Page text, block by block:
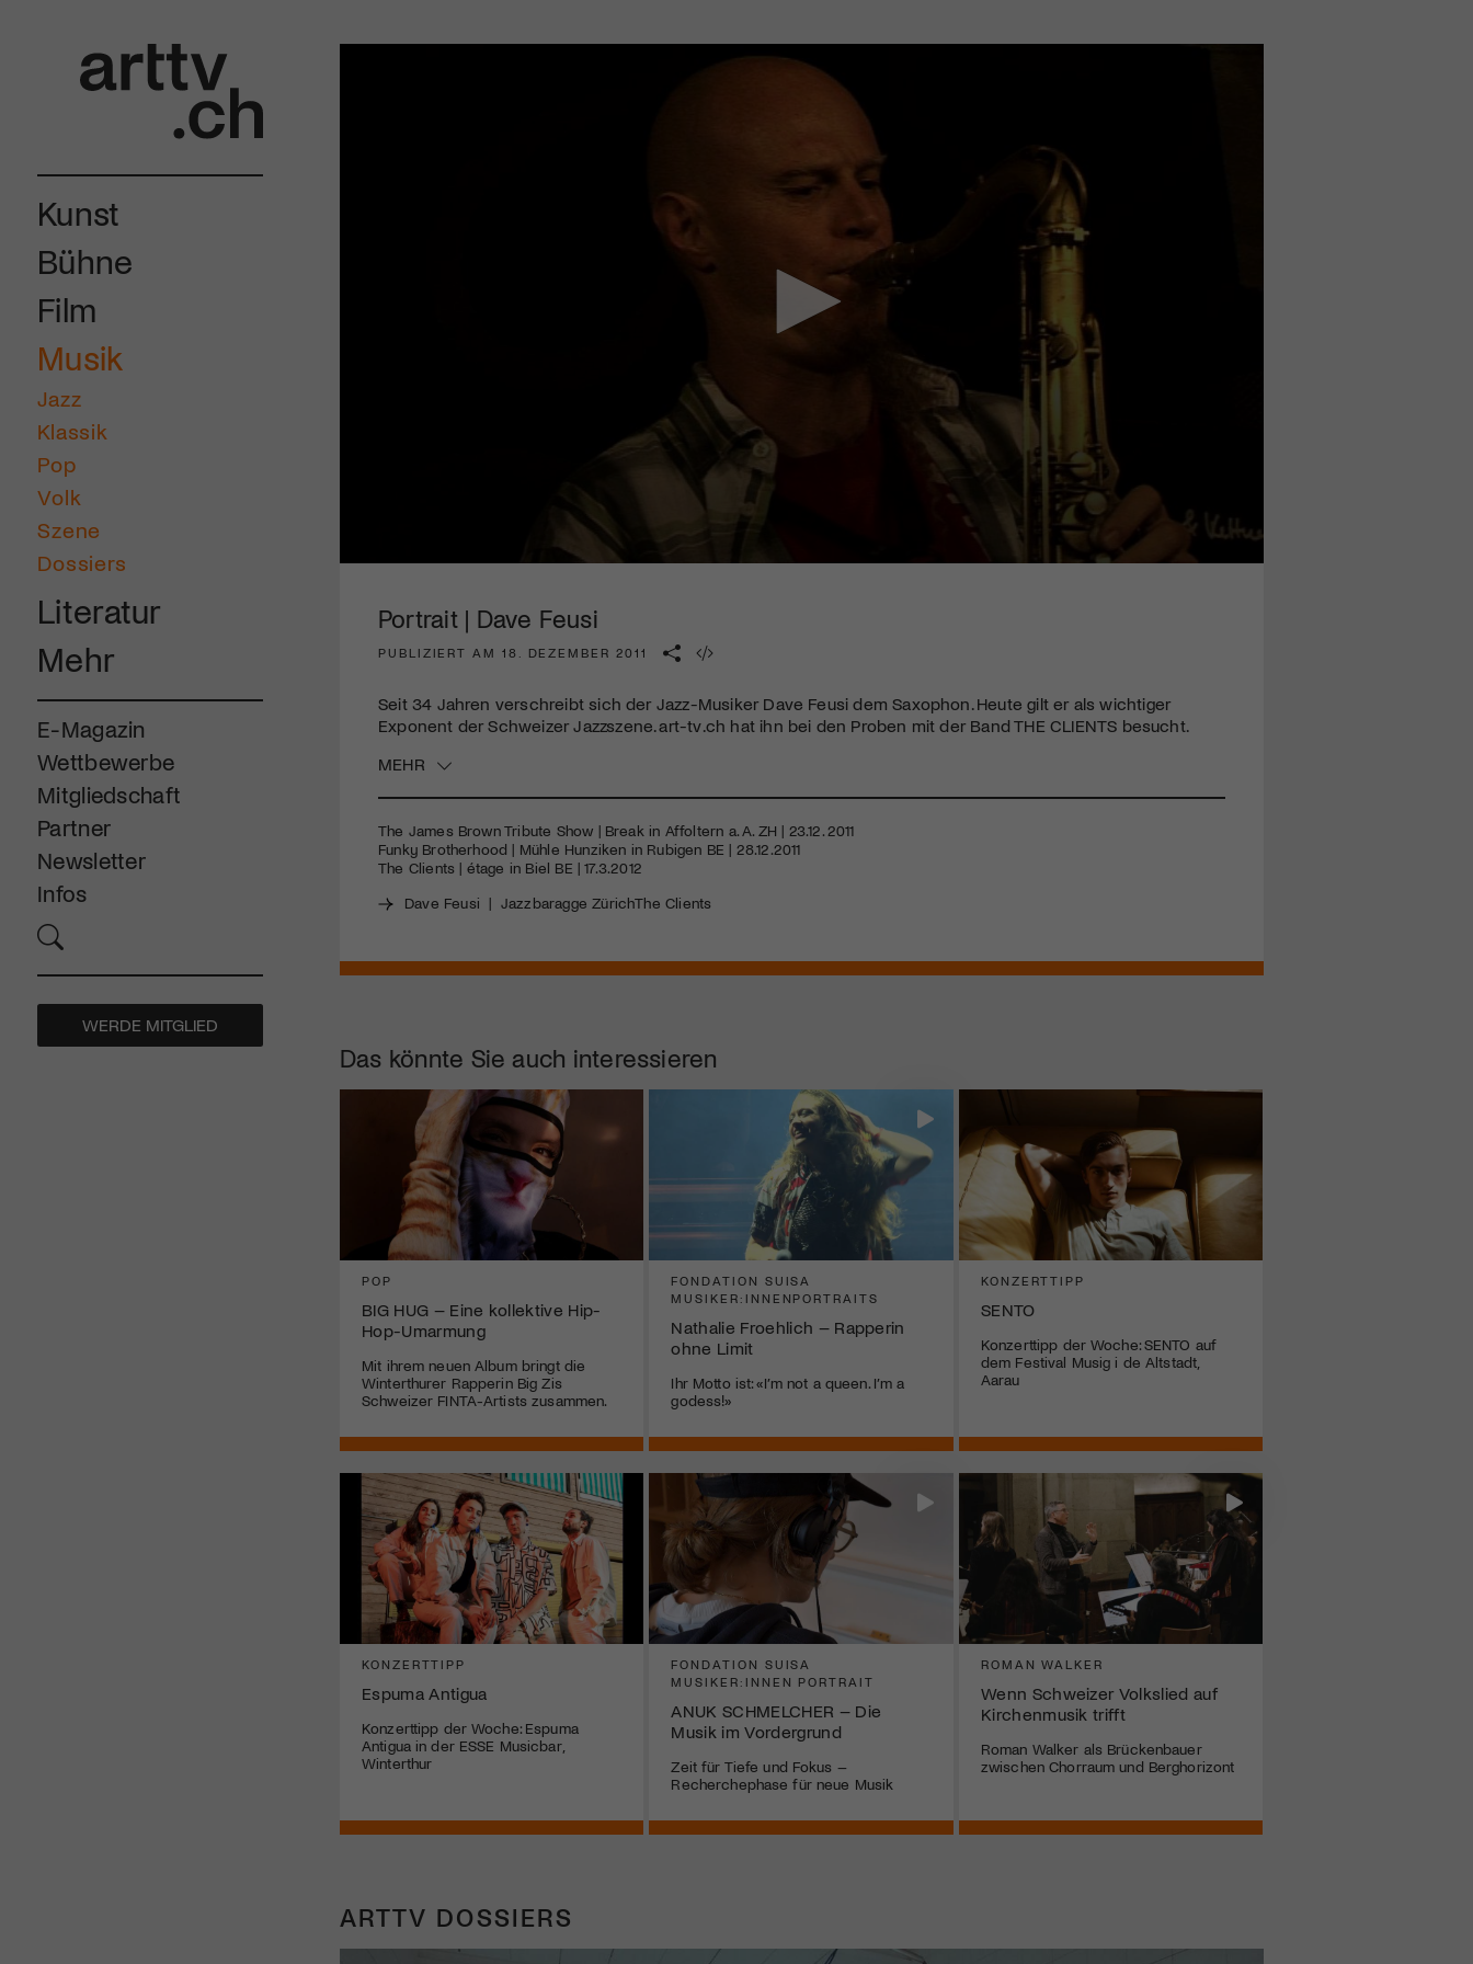
Kunst
Bühne
Film
Musik
Jazz
Klassik
Pop
Volk
Szene
Dossiers
Literatur
Mehr
E-Magazin
Wettbewerbe
Mitgliedschaft
Partner
Newsletter
Infos
WERDE MITGLIED
Portrait | Dave Feusi
PUBLIZIERT AM 18. DEZEMBER 2011
Seit 34 Jahren verschreibt sich der Jazz-Musiker Dave Feusi dem Saxophon. Heute gilt er als wichtiger
Exponent der Schweizer Jazzszene. art-tv.ch hat ihn bei den Proben mit der BandTHE CLIENTS besucht.
MEHR
The James Brown Tribute Show | Break in Affoltern a. A. ZH | 23.12. 2011
Funky Brotherhood | Mühle Hunziken in Rubigen BE | 28.12.2011
The Clients | étage in Biel BE | 17.3.2012
Dave Feusi | Jazzbaragge ZürichThe Clients
Das könnte Sie auch interessieren
POP
BIG HUG – Eine kollektive Hip-
Hop-Umarmung
Mit ihrem neuen Album bringt die
Winterthurer Rapperin Big Zis
Schweizer FINTA-Artists zusammen.
FONDATION SUISA
MUSIKER:INNENPORTRAITS
Nathalie Froehlich – Rapperin
ohne Limit
Ihr Motto ist: «I’m not a queen. I’m a
godess!»
KONZERTTIPP
SENTO
Konzerttipp der Woche: SENTO auf
dem Festival Musig i de Altstadt,
Aarau
KONZERTTIPP
Espuma Antigua
Konzerttipp der Woche: Espuma
Antigua in der ESSE Musicbar,
Winterthur
FONDATION SUISA
MUSIKER:INNEN PORTRAIT
ANUK SCHMELCHER – Die
Musik im Vordergrund
Zeit für Tiefe und Fokus –
Recherchephase für neue Musik
ROMAN WALKER
Wenn Schweizer Volkslied auf
Kirchenmusik trifft
Roman Walker als Brückenbauer
zwischen Chorraum und Berghorizont
ARTTV DOSSIERS
Mach mit: «Be Part of the Art»!
Engagiere dich als Kulturliebhaber:in, Kulturschaffende(r) oder
Kulturinstitution und unterstütze unsere Arbeit.
diversen Kulturevents.
Jetzt Mitglied werden